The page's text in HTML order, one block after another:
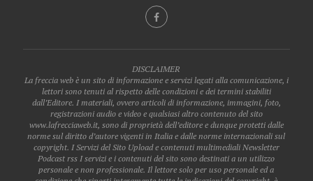
DISCLAIMER
La freccia web è un sito di informazione e servizi legati alla comunicazione, i
lettori sono tenuti al rispetto delle condizioni e dei termini stabiliti
dall’Editore. I materiali, ovvero articoli di informazione, immagini, foto,
registrazioni audio e video e qualsiasi altro contenuto del sito
www.lafrecciaweb.it, sono di proprietà dell’editore e dunque protetti dalle
norme sul diritto d’autore vigenti in Italia e dalle norme internazionali sul
copyright. I Servizi del Sito Upload e contenuti multimediali Newsletter
Podcast rss I servizi e i contenuti del sito sono destinati a un utilizzo
personale e non professionale. Il lettore solo per uso personale ed a